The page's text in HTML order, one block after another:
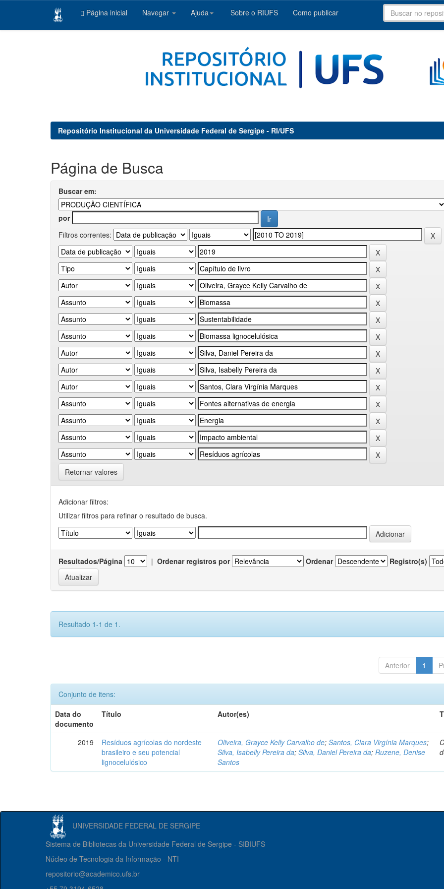
Página inicial Navegar Ajuda Sobre o RIUFS Como publicar
Repositório Institucional da Universidade Federal de Sergipe - RI/UFS
Página de Busca
Buscar em:
por
Filtros correntes:
Retornar valores
Adicionar filtros:
Utilizar filtros para refinar o resultado de busca.
Resultados/Página | Ordenar registros por Ordenar Registro(s)
Resultado 1-1 de 1.
Anterior 1
Conjunto de itens:
Data do
documento
Título Autor(es)
2019
Resíduos agrícolas do nordeste
brasileiro e seu potencial
lignocelulósico
Oliveira, Grayce Kelly Carvalho de;Santos, Clara Virgínia Marques;
Silva, Isabelly Pereira da;Silva, Daniel Pereira da;Ruzene, Denise
Santos
UNIVERSIDADE FEDERAL DE SERGIPE
Sistema de Bibliotecas da Universidade Federal de Sergipe - SIBIUFS
Núcleo de Tecnologia da Informação - NTI
repositorio@academico.ufs.br